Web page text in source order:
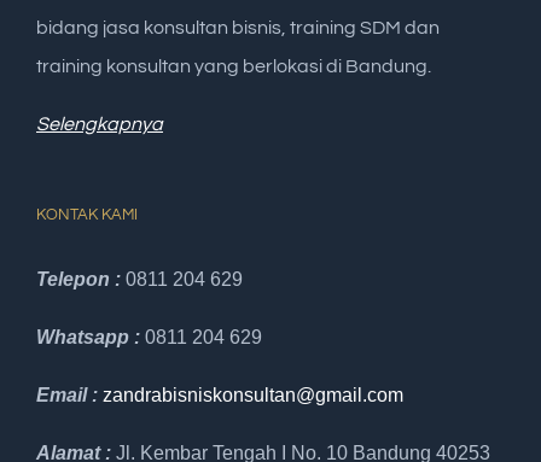
bidang jasa konsultan bisnis, training SDM dan
training konsultan yang berlokasi di Bandung.
Selengkapnya
KONTAK KAMI
Telepon : 0811 204 629
Whatsapp : 0811 204 629
Email : zandrabisniskonsultan@gmail.com
Alamat : Jl. Kembar Tengah I No. 10 Bandung 40253